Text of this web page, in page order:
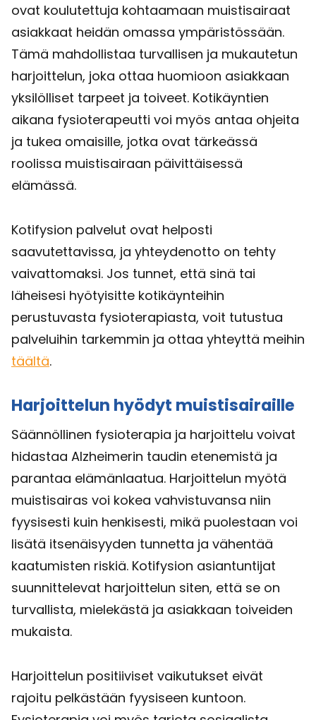
ovat koulutettuja kohtaamaan muistisairaat
asiakkaat heidän omassa ympäristössään.
Tämä mahdollistaa turvallisen ja mukautetun
harjoittelun, joka ottaa huomioon asiakkaan
yksilölliset tarpeet ja toiveet. Kotikäyntien
aikana fysioterapeutti voi myös antaa ohjeita
ja tukea omaisille, jotka ovat tärkeässä
roolissa muistisairaan päivittäisessä
elämässä.
Kotifysion palvelut ovat helposti
saavutettavissa, ja yhteydenotto on tehty
vaivattomaksi. Jos tunnet, että sinä tai
läheisesi hyötyisitte kotikäynteihin
perustuvasta fysioterapiasta, voit tutustua
palveluihin tarkemmin ja ottaa yhteyttä meihin
täältä.
Harjoittelun hyödyt muistisairaille
Säännöllinen fysioterapia ja harjoittelu voivat
hidastaa Alzheimerin taudin etenemistä ja
parantaa elämänlaatua. Harjoittelun myötä
muistisairas voi kokea vahvistuvansa niin
fyysisesti kuin henkisesti, mikä puolestaan voi
lisätä itsenäisyyden tunnetta ja vähentää
kaatumisten riskiä. Kotifysion asiantuntijat
suunnittelevat harjoittelun siten, että se on
turvallista, mielekästä ja asiakkaan toiveiden
mukaista.
Harjoittelun positiiviset vaikutukset eivät
rajoitu pelkästään fyysiseen kuntoon.